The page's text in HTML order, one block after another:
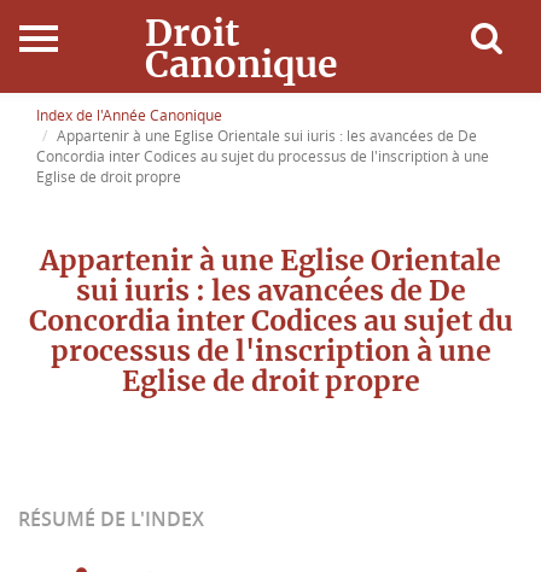
Droit
Canonique
Accueil
Droit Canonique
Actualités
Connexion
Index de l'Année Canonique
Appartenir à une Eglise Orientale sui iuris : les avancées de De
Concordia inter Codices au sujet du processus de l'inscription à une
Eglise de droit propre
Appartenir à une Eglise Orientale
sui iuris : les avancées de De
Concordia inter Codices au sujet du
processus de l'inscription à une
Eglise de droit propre
RÉSUMÉ DE L'INDEX